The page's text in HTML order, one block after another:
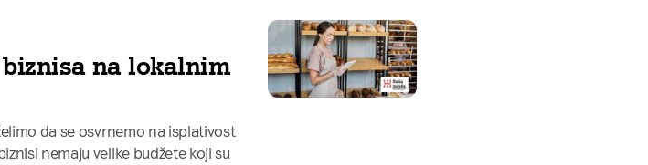
na lokalnim
da se osvrnemo na isplativost
nemaju velike budžete koji su